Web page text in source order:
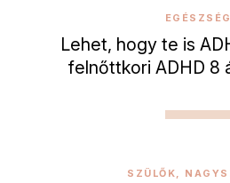
EGÉSZSÉG
Lehet, hogy te is
felnőttkori ADHD 8
SZÜLŐK,